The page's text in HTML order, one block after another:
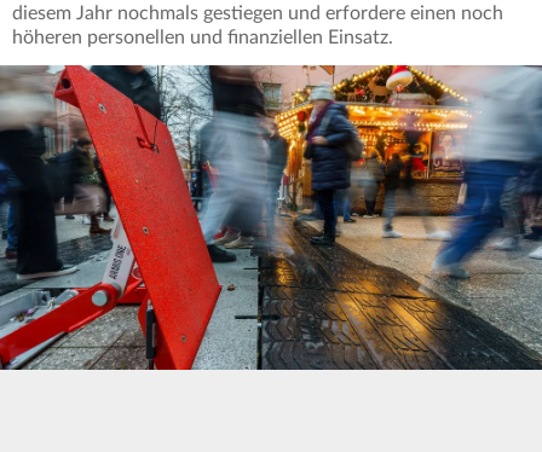
diesem Jahr nochmals gestiegen und erfordere einen noch
höheren personellen und finanziellen Einsatz.